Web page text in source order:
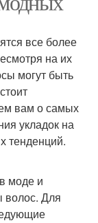
все более
на их
могут быть
вам о самых
укладок на
тенденций.
моде и
волос. Для